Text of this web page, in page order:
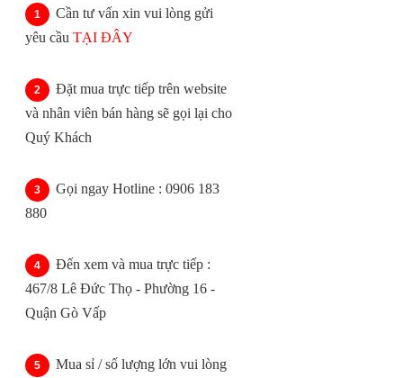
Cần tư vấn xin vui lòng gửi
yêu cầu TẠI ĐÂY
Đặt mua trực tiếp trên website
và nhân viên bán hàng sẽ gọi lại cho
Quý Khách
Gọi ngay Hotline : 0906 183
880
Đến xem và mua trực tiếp :
467/8 Lê Đức Thọ - Phường 16 -
Quận Gò Vấp
Mua sỉ / số lượng lớn vui lòng